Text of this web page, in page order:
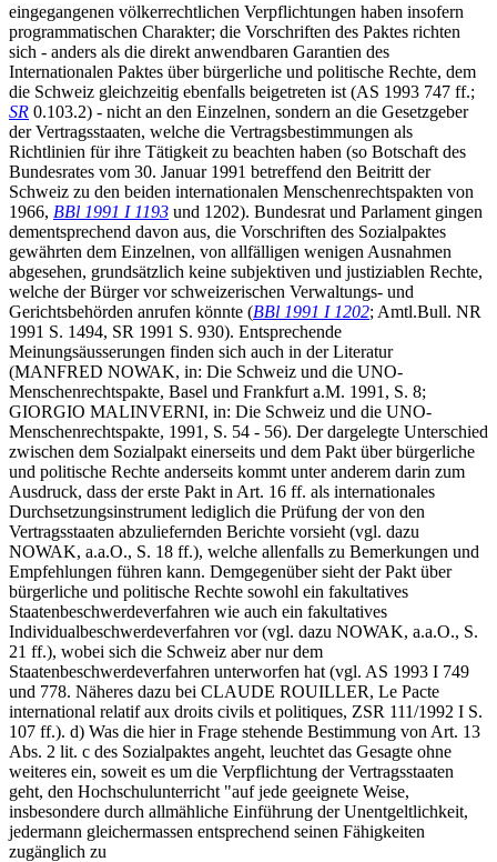
eingegangenen völkerrechtlichen Verpflichtungen haben insofern
programmatischen Charakter; die Vorschriften des Paktes richten
sich - anders als die direkt anwendbaren Garantien des
Internationalen Paktes über bürgerliche und politische Rechte, dem
die Schweiz gleichzeitig ebenfalls beigetreten ist (AS 1993 747 ff.;
SR 0.103.2) - nicht an den Einzelnen, sondern an die Gesetzgeber
der Vertragsstaaten, welche die Vertragsbestimmungen als
Richtlinien für ihre Tätigkeit zu beachten haben (so Botschaft des
Bundesrates vom 30. Januar 1991 betreffend den Beitritt der
Schweiz zu den beiden internationalen Menschenrechtspakten von
1966, BBl 1991 I 1193 und 1202). Bundesrat und Parlament gingen
dementsprechend davon aus, die Vorschriften des Sozialpaktes
gewährten dem Einzelnen, von allfälligen wenigen Ausnahmen
abgesehen, grundsätzlich keine subjektiven und justiziablen Rechte,
welche der Bürger vor schweizerischen Verwaltungs- und
Gerichtsbehörden anrufen könnte (BBl 1991 I 1202; Amtl.Bull. NR
1991 S. 1494, SR 1991 S. 930). Entsprechende
Meinungsäusserungen finden sich auch in der Literatur
(MANFRED NOWAK, in: Die Schweiz und die UNO-
Menschenrechtspakte, Basel und Frankfurt a.M. 1991, S. 8;
GIORGIO MALINVERNI, in: Die Schweiz und die UNO-
Menschenrechtspakte, 1991, S. 54 - 56). Der dargelegte Unterschied
zwischen dem Sozialpakt einerseits und dem Pakt über bürgerliche
und politische Rechte anderseits kommt unter anderem darin zum
Ausdruck, dass der erste Pakt in Art. 16 ff. als internationales
Durchsetzungsinstrument lediglich die Prüfung der von den
Vertragsstaaten abzuliefernden Berichte vorsieht (vgl. dazu
NOWAK, a.a.O., S. 18 ff.), welche allenfalls zu Bemerkungen und
Empfehlungen führen kann. Demgegenüber sieht der Pakt über
bürgerliche und politische Rechte sowohl ein fakultatives
Staatenbeschwerdeverfahren wie auch ein fakultatives
Individualbeschwerdeverfahren vor (vgl. dazu NOWAK, a.a.O., S.
21 ff.), wobei sich die Schweiz aber nur dem
Staatenbeschwerdeverfahren unterworfen hat (vgl. AS 1993 I 749
und 778. Näheres dazu bei CLAUDE ROUILLER, Le Pacte
international relatif aux droits civils et politiques, ZSR 111/1992 I S.
107 ff.). d) Was die hier in Frage stehende Bestimmung von Art. 13
Abs. 2 lit. c des Sozialpaktes angeht, leuchtet das Gesagte ohne
weiteres ein, soweit es um die Verpflichtung der Vertragsstaaten
geht, den Hochschulunterricht "auf jede geeignete Weise,
insbesondere durch allmähliche Einführung der Unentgeltlichkeit,
jedermann gleichermassen entsprechend seinen Fähigkeiten
zugänglich zu